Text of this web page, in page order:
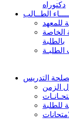
دكتوراه
الطــالب
للمعهد
الخاصة
بالطلبة
التدريس
الزمن
للطلبة